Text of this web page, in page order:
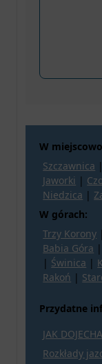
W
Szczawnica |
Jaworki |
Niedzica |
W górach:
Trzy Korony
Babia Góra |
| Świnica |
Rakoń |
Przydatne
JAK
Rozkłady